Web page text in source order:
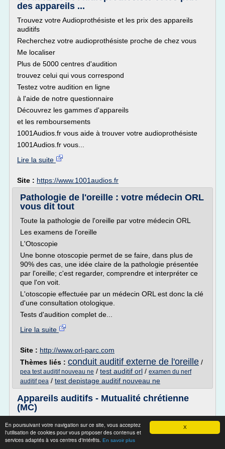
X
En poursuivant votre navigation sur ce site, vous acceptez
l'utilisation de cookies pour vous proposer des contenus et
services adaptés à vos centres d'intérêts. En savoir plus
des appareils ...
Trouvez votre Audioprothésiste et les prix des appareils
auditifs
Recherchez votre audioprothésiste proche de chez vous
Me localiser
Plus de 5000 centres d'audition
trouvez celui qui vous correspond
Testez votre audition en ligne
à l'aide de notre questionnaire
Découvrez les gammes d'appareils
et les remboursements
1001Audios.fr vous aide à trouver votre audioprothésiste
1001Audios.fr vous...
Lire la suite
Site : https://www.1001audios.fr
Pathologie de l'oreille : votre médecin ORL
vous dit tout
Toute la pathologie de l'oreille par votre médecin ORL
Les examens de l'oreille
L'Otoscopie
Une bonne otoscopie permet de se faire, dans plus de
90% des cas, une idée claire de la pathologie présentée
par l'oreille; c'est regarder, comprendre et interpréter ce
que l'on voit.
L'otoscopie effectuée par un médecin ORL est donc la clé
d'une consultation otologique.
Tests d'audition complet de...
Lire la suite
Site : http://www.orl-parc.com
Thèmes liés : conduit auditif externe de l'oreille /
pea test auditif nouveau ne / test auditif orl / examen du nerf
auditif pea / test depistage auditif nouveau ne
Appareils auditifs - Mutualité chrétienne
(MC)
Quelles sont les conditions de remboursement d'un appareil
auditif ?
Sur base de la prescription du spécialiste (ORL), l'audicien